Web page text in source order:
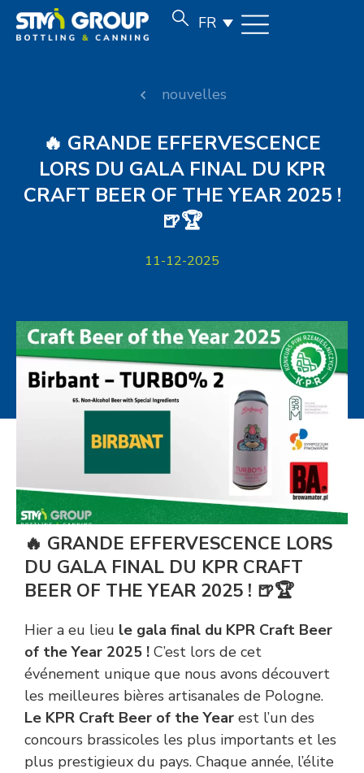
FR
nouvelles
🔥 GRANDE EFFERVESCENCE
LORS DU GALA FINAL DU KPR
CRAFT BEER OF THE YEAR 2025 !
🍺🏆
11-12-2025
🔥 GRANDE EFFERVESCENCE LORS
DU GALA FINAL DU KPR CRAFT
BEER OF THE YEAR 2025 ! 🍺🏆
Hier a eu lieu le gala final du KPR Craft Beer
of the Year 2025 ! C’est lors de cet
événement unique que nous avons découvert
les meilleures bières artisanales de Pologne.
Le KPR Craft Beer of the Year est l’un des
concours brassicoles les plus importants et les
plus prestigieux du pays. Chaque année, l’élite